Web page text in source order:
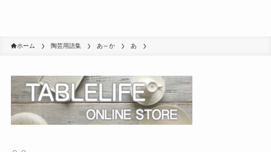
ホーム 陶芸用語集 あ～か あ